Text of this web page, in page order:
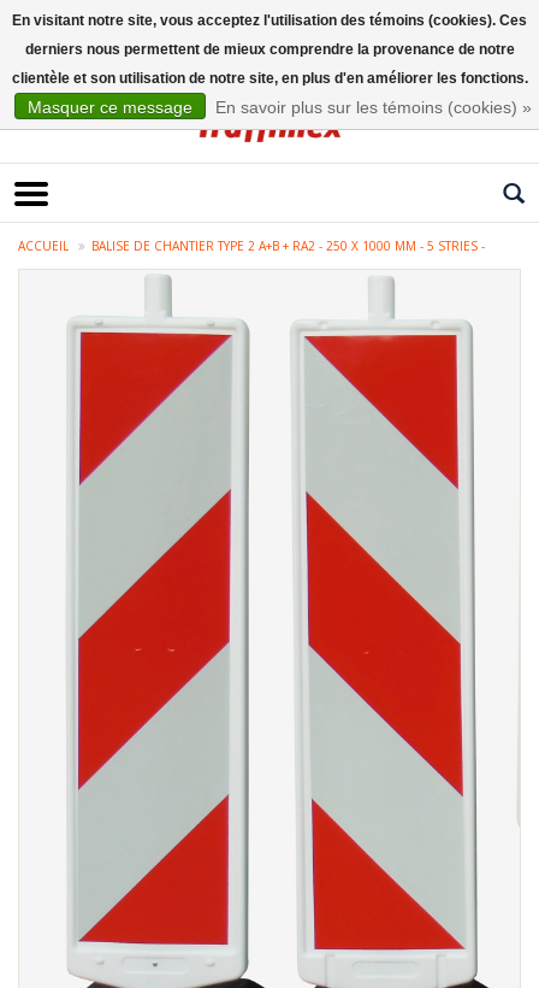
ACCUEIL BALISE DE CHANTIER TYPE 2 A+B + RA2 - 250 X 1000 MM - 5 STRIES -
En visitant notre site, vous acceptez l'utilisation des témoins (cookies). Ces
derniers nous permettent de mieux comprendre la provenance de notre
clientèle et son utilisation de notre site, en plus d'en améliorer les fonctions.
Masquer ce message En savoir plus sur les témoins (cookies) »